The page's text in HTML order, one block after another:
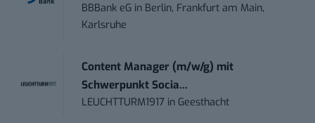
BBBank eG in Berlin, Frankfurt am Main,
Karlsruhe
Content Manager (m/w/g) mit
Schwerpunkt Socia...
LEUCHTTURM1917 in Geesthacht